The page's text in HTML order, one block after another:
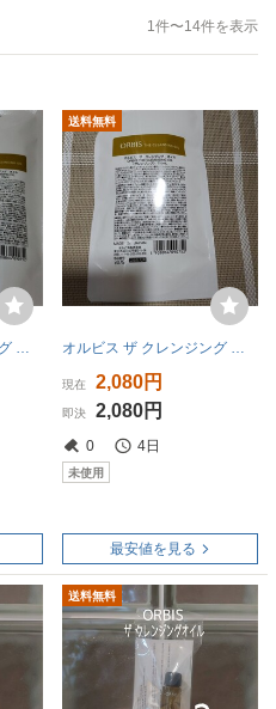
1件〜14件を表示
オルビス ザ クレンジング オイル (詰替え/無香料) 110mL2袋詰め替え
送料無料
オルビス ザ クレンジング オイル つめかえ用 110ml
現在 2,080円
即決 2,080円
0 4日
未使用
最安値を見る
送料無料